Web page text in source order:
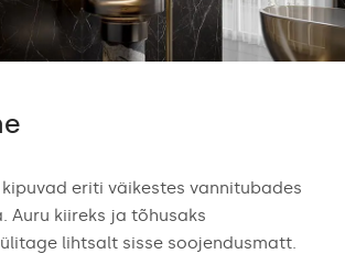
eriti väikestes vannitubades
Auru kiireks ja tõhusaks
lihtsalt sisse soojendusmatt.